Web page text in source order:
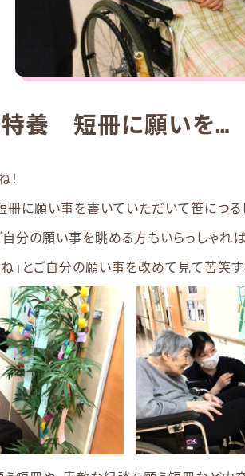
特養 短冊に願いを…
！
に願い事を書いていただいて笹につる
自分の願い事を眺める方もいらっしゃれば
」とご自分の願い事を改めて見て苦笑す